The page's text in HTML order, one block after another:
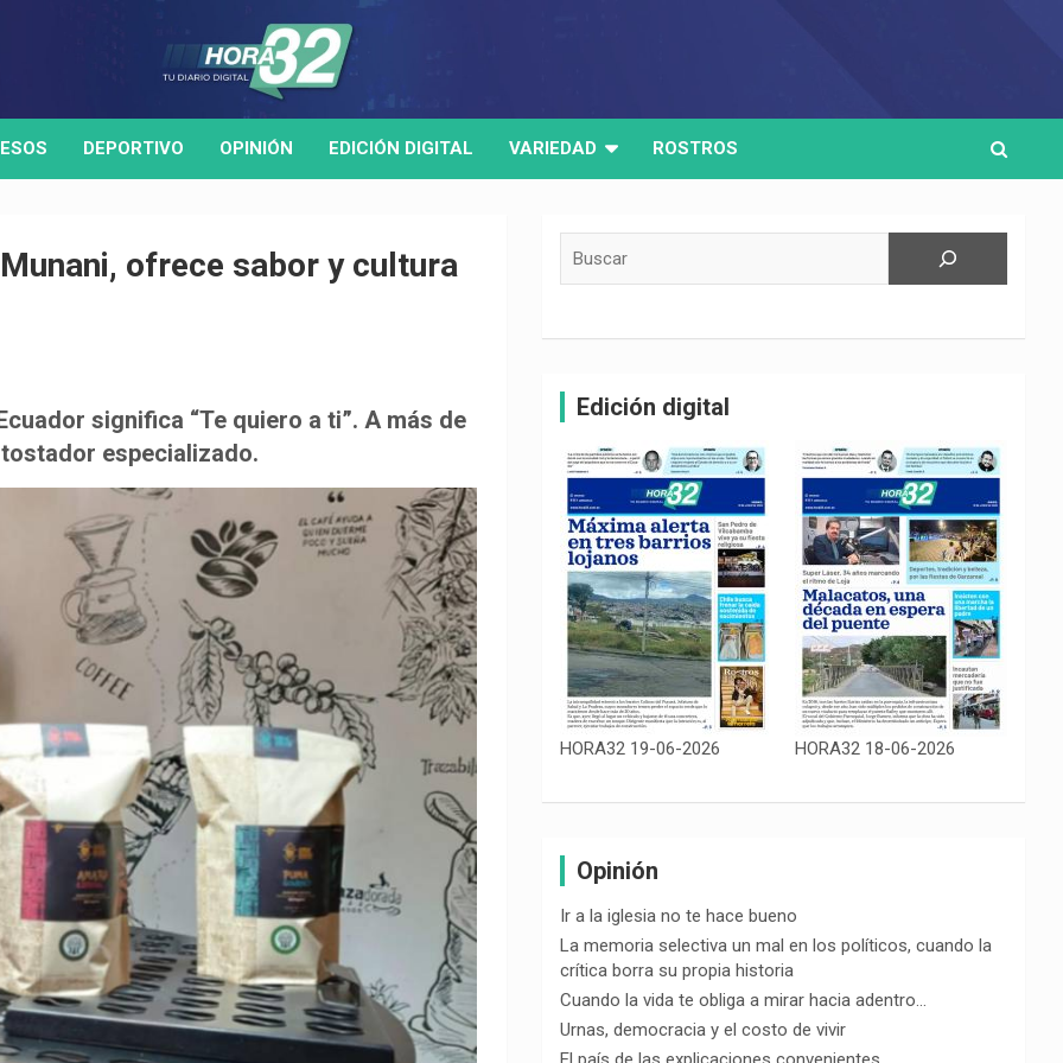
DEPORTIVO OPINIÓN EDICIÓN DIGITAL VARIEDAD ROSTROS
ofrece sabor y cultura
significa “Te quiero a ti”. A más de
especializado.
Edición digital
HORA32 19-06-2026 HORA32 18-06-2026
Opinión
Ir a la iglesia no te hace bueno
La memoria selectiva un mal en los políticos, cuando la
crítica borra su propia historia
Cuando la vida te obliga a mirar hacia adentro…
Urnas, democracia y el costo de vivir